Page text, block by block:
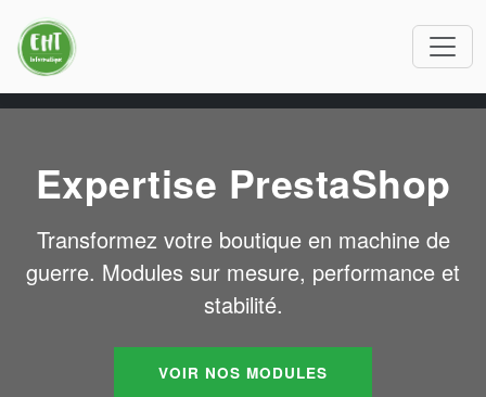
Expertise PrestaShop
Transformez votre boutique en machine de
guerre. Modules sur mesure, performance et
stabilité.
VOIR NOS MODULES